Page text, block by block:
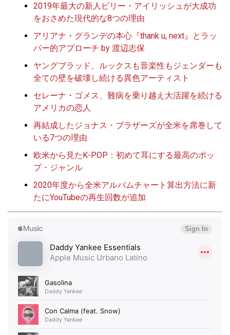
2019年最大の新人ビリー・アイリッシュが大成功
をおさめた現代的な8つの理由
アリアナ・グランデの本心『thank u, next』とラッ
パー的アプローチ by 渡辺志保
ヤングブラッド、ルックスも音楽性もジェンダーも
全ての壁を破壊し続ける異色アーティスト
セレーナ・ゴメス、難病を乗り越え大活躍を続ける
アメリカの恋人
再結成したジョナス・ブラザーズが全米を席巻して
いる7つの理由
欧米から見たK-POP：初めて耳にする最高のポッ
プ・ジャンル
2020年度から全米アルバムチャート算出方法に新
たにYouTubeの再生回数が追加